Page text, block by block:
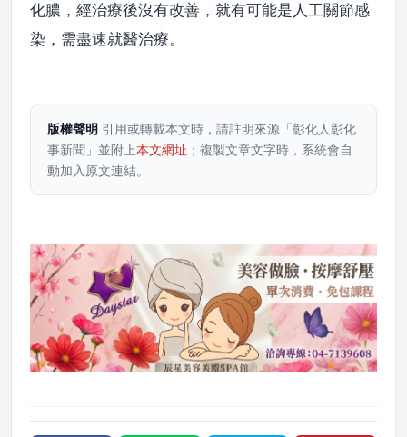
化膿，經治療後沒有改善，就有可能是人工關節感
染，需盡速就醫治療。
版權聲明 引用或轉載本文時，請註明來源「彰化人彰化
事新聞」並附上本文網址 ；複製文章文字時，系統會自
動加入原文連結。